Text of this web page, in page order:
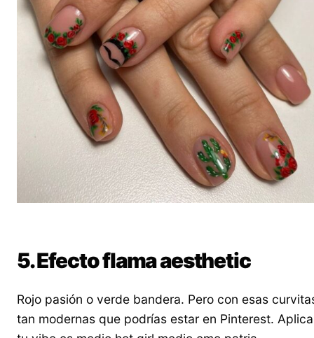
5. Efecto flama aesthetic
Rojo pasión o verde bandera. Pero con esas
tan modernas que podrías estar en Pinterest.